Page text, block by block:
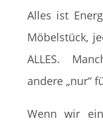
Alles ist
Möbelstück,
ALLES.
andere „nur“
Wenn wir